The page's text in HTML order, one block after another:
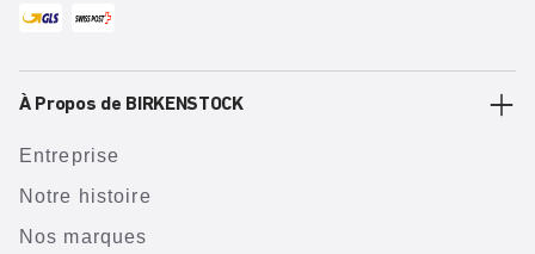
À Propos de BIRKENSTOCK
Entreprise
Notre histoire
Nos marques